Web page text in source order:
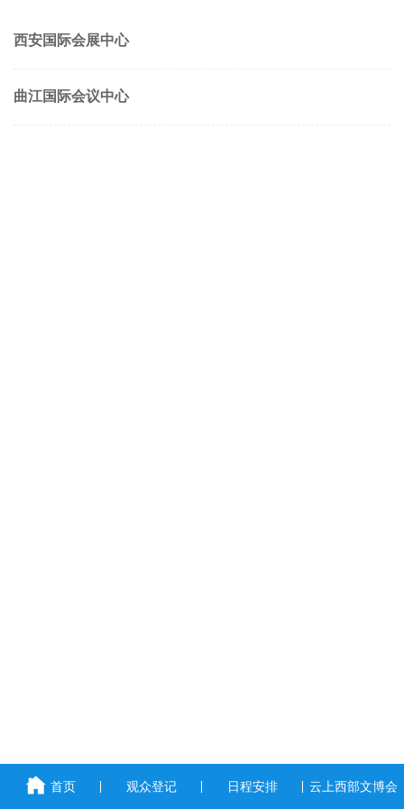
西安国际会展中心
曲江国际会议中心
首页 观众登记 日程安排 云上西部文博会